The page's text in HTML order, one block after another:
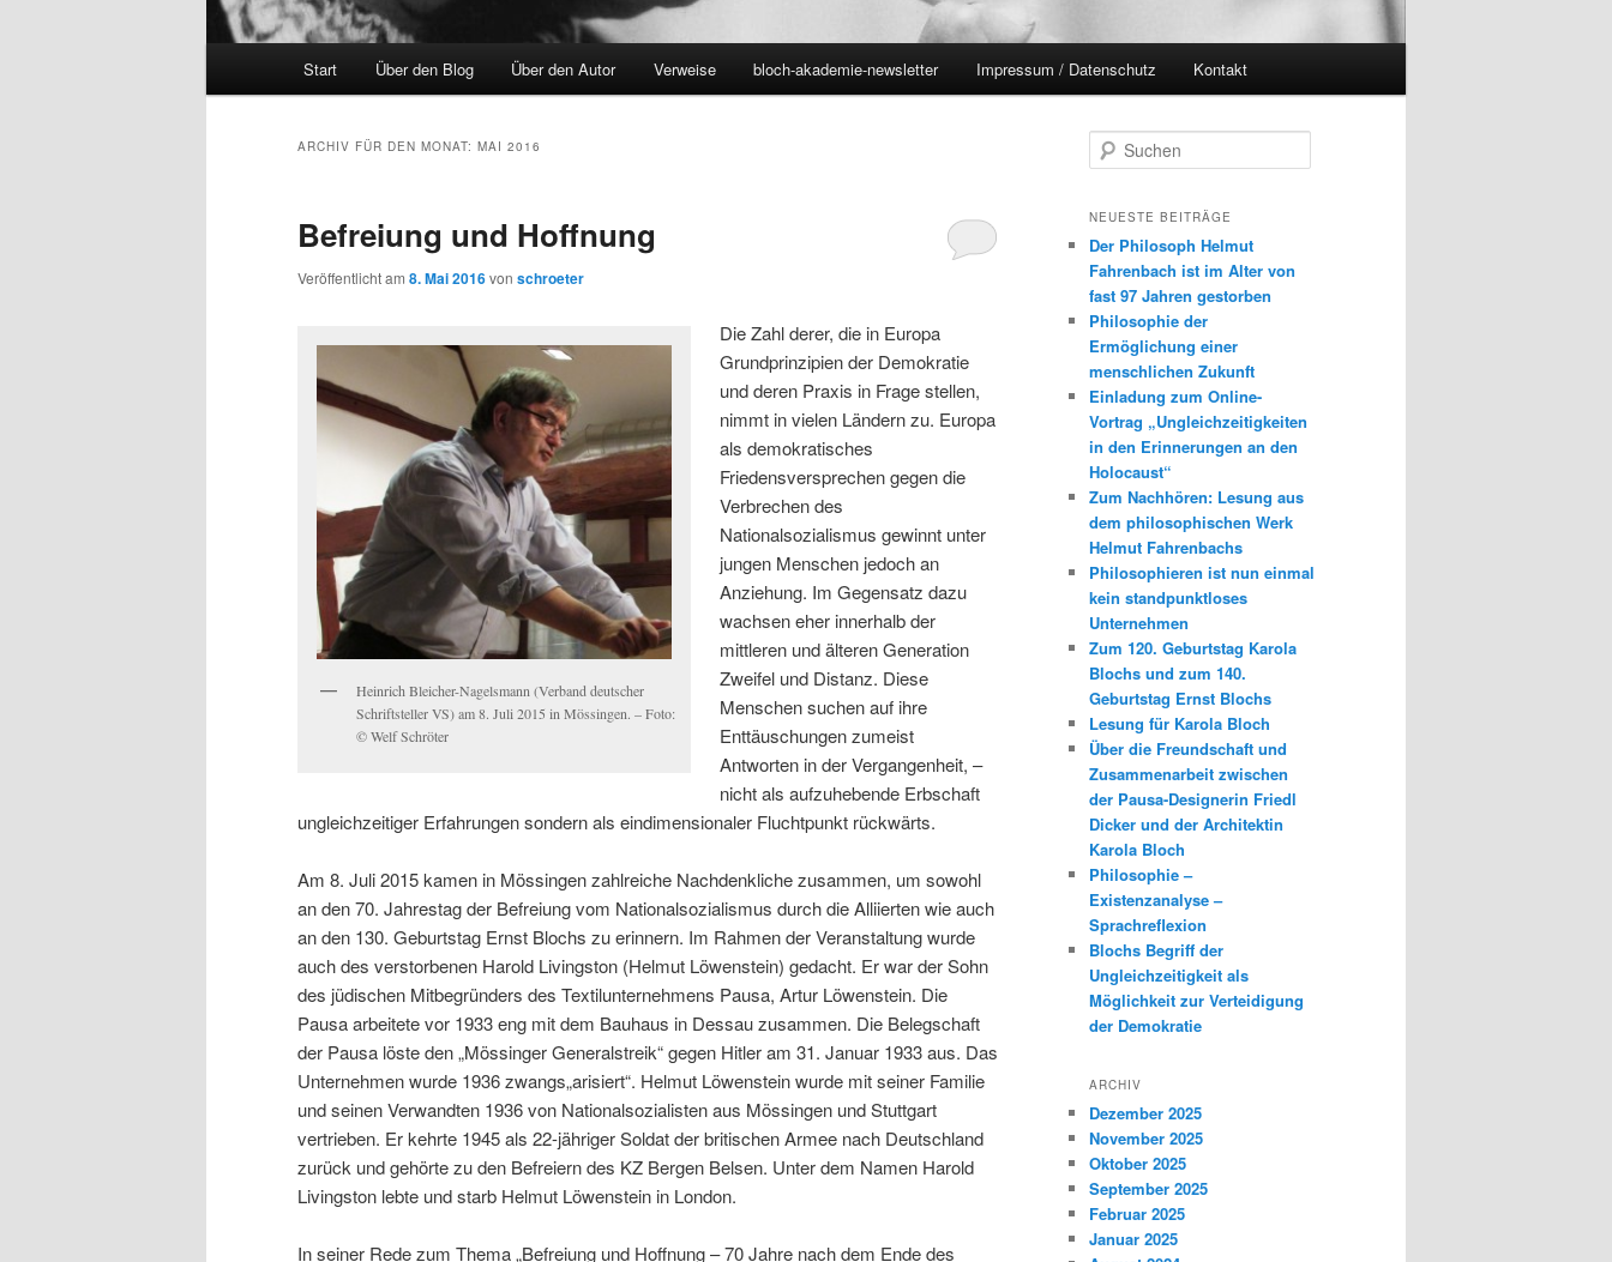
Start Über den Blog Über den Autor Verweise bloch-akademie-newsletter Impressum / Datenschutz Kontakt
ARCHIV FÜR DEN MONAT: MAI 2016
Befreiung und Hoffnung
Veröffentlicht am 8. Mai 2016von schroeter
Heinrich Bleicher-Nagelsmann (Verband deutscher
Schriftsteller VS) am 8. Juli 2015 in Mössingen. – Foto:
© Welf Schröter
Die Zahl derer, die in Europa
Grundprinzipien der Demokratie
und deren Praxis in Frage stellen,
nimmt in vielen Ländern zu. Europa
als demokratisches
Friedensversprechen gegen die
Verbrechen des
Nationalsozialismus gewinnt unter
jungen Menschen jedoch an
Anziehung. Im Gegensatz dazu
wachsen eher innerhalb der
mittleren und älteren Generation
Zweifel und Distanz. Diese
Menschen suchen auf ihre
Enttäuschungen zumeist
Antworten in der Vergangenheit, –
nicht als aufzuhebende Erbschaft
ungleichzeitiger Erfahrungen sondern als eindimensionaler Fluchtpunkt rückwärts.
Am 8. Juli 2015 kamen in Mössingen zahlreiche Nachdenkliche zusammen, um sowohl
an den 70. Jahrestag der Befreiung vom Nationalsozialismus durch die Alliierten wie auch
an den 130. Geburtstag Ernst Blochs zu erinnern. Im Rahmen der Veranstaltung wurde
auch des verstorbenen Harold Livingston (Helmut Löwenstein) gedacht. Er war der Sohn
des jüdischen Mitbegründers des Textilunternehmens Pausa, Artur Löwenstein. Die
Pausa arbeitete vor 1933 eng mit dem Bauhaus in Dessau zusammen. Die Belegschaft
der Pausa löste den „Mössinger Generalstreik“ gegen Hitler am 31. Januar 1933 aus. Das
Unternehmen wurde 1936 zwangs„arisiert“. Helmut Löwenstein wurde mit seiner Familie
und seinen Verwandten 1936 von Nationalsozialisten aus Mössingen und Stuttgart
vertrieben. Er kehrte 1945 als 22-jähriger Soldat der britischen Armee nach Deutschland
zurück und gehörte zu den Befreiern des KZ Bergen Belsen. Unter dem Namen Harold
Livingston lebte und starb Helmut Löwenstein in London.
In seiner Rede zum Thema „Befreiung und Hoffnung – 70 Jahre nach dem Ende des
u
h
n
NEUESTE BEITRÄGE
Der Philosoph Helmut
Fahrenbach ist im Alter von
fast 97 Jahren gestorben
Philosophie der
Ermöglichung einer
menschlichen Zukunft
Einladung zum Online-
Vortrag „Ungleichzeitigkeiten
in den Erinnerungen an den
Holocaust“
Zum Nachhören: Lesung aus
dem philosophischen Werk
Helmut Fahrenbachs
Philosophieren ist nun einmal
kein standpunktloses
Unternehmen
Zum 120. Geburtstag Karola
Blochs und zum 140.
Geburtstag Ernst Blochs
Lesung für Karola Bloch
Über die Freundschaft und
Zusammenarbeit zwischen
der Pausa-Designerin Friedl
Dicker und der Architektin
Karola Bloch
Philosophie –
Existenzanalyse –
Sprachreflexion
Blochs Begriff der
Ungleichzeitigkeit als
Möglichkeit zur Verteidigung
der Demokratie
ARCHIV
Dezember 2025
November 2025
Oktober 2025
September 2025
Februar 2025
Januar 2025